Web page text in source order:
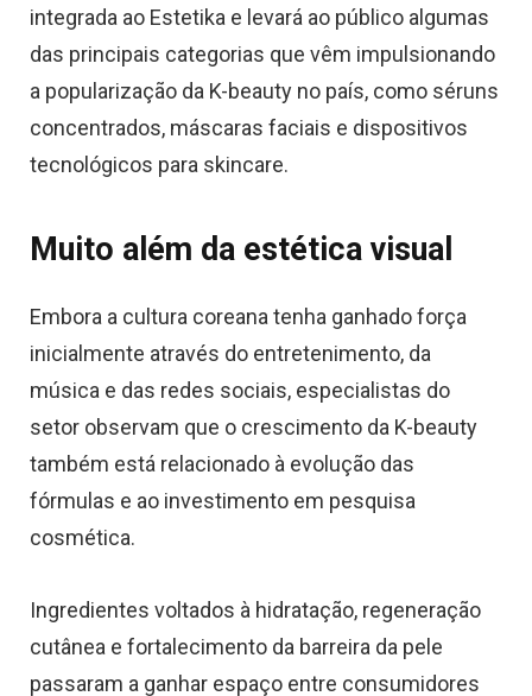
integrada ao Estetika e levará ao público algumas
das principais categorias que vêm impulsionando
a popularização da K-beauty no país, como séruns
concentrados, máscaras faciais e dispositivos
tecnológicos para skincare.
Muito além da estética visual
Embora a cultura coreana tenha ganhado força
inicialmente através do entretenimento, da
música e das redes sociais, especialistas do
setor observam que o crescimento da K-beauty
também está relacionado à evolução das
fórmulas e ao investimento em pesquisa
cosmética.
Ingredientes voltados à hidratação, regeneração
cutânea e fortalecimento da barreira da pele
passaram a ganhar espaço entre consumidores